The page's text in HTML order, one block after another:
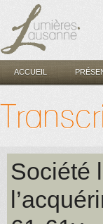
ACCUEIL
Société